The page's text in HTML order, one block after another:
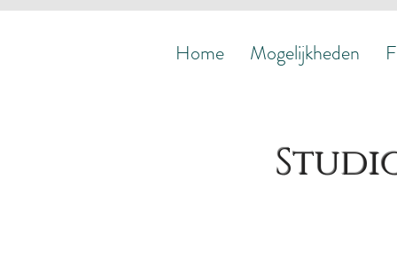
Mogelijkheden Foto's
Home Mogelijkheden